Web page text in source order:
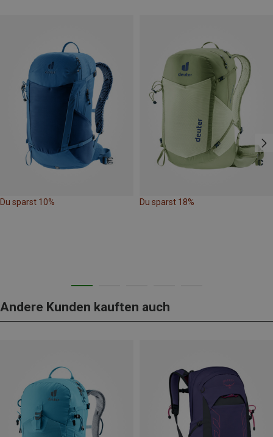
Du sparst 10% Du sparst 18%
Andere Kunden kauften auch